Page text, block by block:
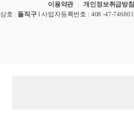
이용약관 |개인정보취급방침
상호 : 돌직구 l사업자등록번호 : 408 -47-74680 l